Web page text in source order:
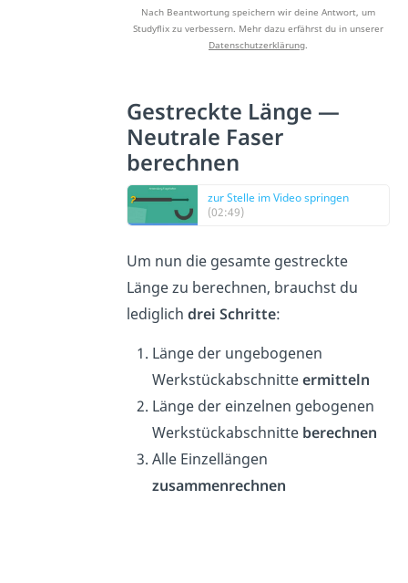
Nach Beantwortung speichern wir deine Antwort, um
Studyflix zu verbessern. Mehr dazu erfährst du in unserer
Datenschutzerklärung.
Gestreckte Länge —
Neutrale Faser
berechnen
zur Stelle im Video springen
(02:49)
Um nun die gesamte gestreckte
Länge zu berechnen, brauchst du
lediglich drei Schritte:
Länge der ungebogenen
Werkstückabschnitteermitteln
Länge der einzelnen gebogenen
Werkstückabschnitte berechnen
Alle Einzellängen
zusammenrechnen